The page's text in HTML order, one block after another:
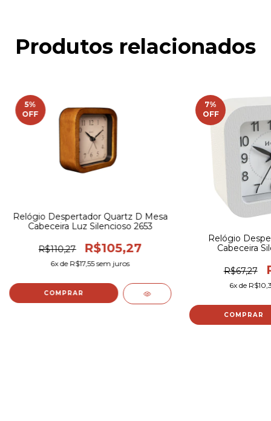
Produtos relacionados
5%
OFF
Relógio Despertador Quartz D Mesa
Cabeceira Luz Silencioso 2653
R$110,27 R$105,27
6x de R$17,55sem juros
COMPRAR
7%
OFF
Relógio
Cabeceira
R$67,27
6x de
COMPRAR